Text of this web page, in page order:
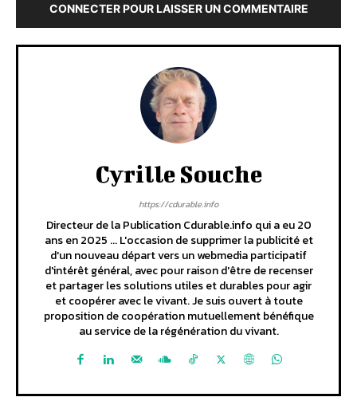
CONNECTER POUR LAISSER UN COMMENTAIRE
Cyrille Souche
https://cdurable.info
Directeur de la Publication Cdurable.info qui a eu 20
ans en 2025 ... L'occasion de supprimer la publicité et
d'un nouveau départ vers un webmedia participatif
d'intérêt général, avec pour raison d'être de recenser
et partager les solutions utiles et durables pour agir
et coopérer avec le vivant. Je suis ouvert à toute
proposition de coopération mutuellement bénéfique
au service de la régénération du vivant.